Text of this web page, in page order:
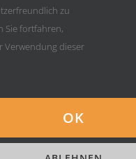
zu
Sie fortfahren,
Verwendung dieser
OK
Deutsch English